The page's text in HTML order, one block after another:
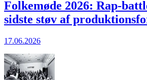
Folkemøde 2026: Rap-
sidste støv af
17.06.2026